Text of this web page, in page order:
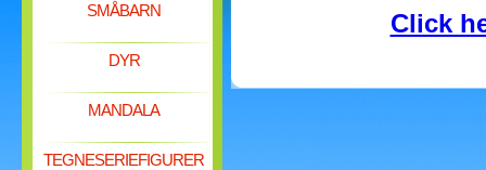
SMÅBARN
DYR
MANDALA
TEGNESERIEFIGURER
Click